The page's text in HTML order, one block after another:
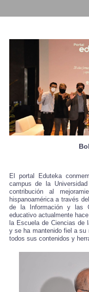
El portal Eduteka
campus de la
contribución al
hispanoamérica a través
de la Información y las
educativo actualmente
la Escuela de Ciencias de
y se ha mantenido fiel a su
todos sus contenidos y